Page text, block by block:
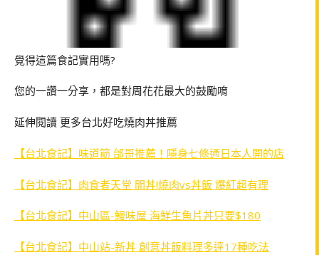
覺得這篇食記實用嗎?
您的一讚一分享，都是對周花花最大的鼓勵唷
延伸閱讀 更多台北好吃燒肉丼推薦
【台北食記】味道筋 邰哥推薦！隱身七條通日本人開的店
【台北食記】肉食者天堂 開丼!燒肉vs丼飯 爆紅超有理
【台北食記】中山區-鰻味屋 海鮮生魚片丼只要$180
【台北食記】中山站-新丼 創意丼飯料理多達17種吃法